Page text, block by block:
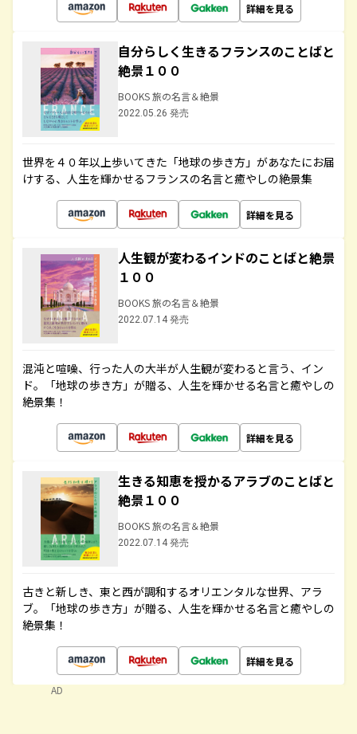
詳細を見る
自分らしく生きるフランスのことばと
絶景１００
BOOKS 旅の名言＆絶景
2022.05.26 発売
世界を４０年以上歩いてきた「地球の歩き方」があなたにお届
けする、人生を輝かせるフランスの名言と癒やしの絶景集
詳細を見る
人生観が変わるインドのことばと絶景
１００
BOOKS 旅の名言＆絶景
2022.07.14 発売
混沌と喧噪、行った人の大半が人生観が変わると言う、イン
ド。「地球の歩き方」が贈る、人生を輝かせる名言と癒やしの
絶景集！
詳細を見る
生きる知恵を授かるアラブのことばと
絶景１００
BOOKS 旅の名言＆絶景
2022.07.14 発売
古きと新しき、東と西が調和するオリエンタルな世界、アラ
ブ。「地球の歩き方」が贈る、人生を輝かせる名言と癒やしの
絶景集！
詳細を見る
AD